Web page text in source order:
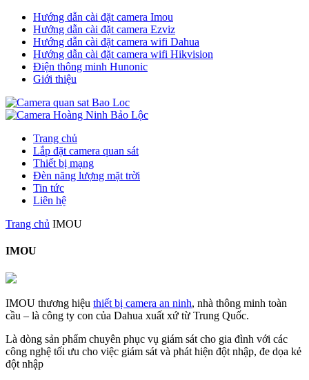
Hướng dẫn cài đặt camera Imou
Hướng dẫn cài đặt camera Ezviz
Hướng dẫn cài đặt camera wifi Dahua
Hướng dẫn cài đặt camera wifi Hikvision
Điện thông minh Hunonic
Giới thiệu
Trang chủ
Lắp đặt camera quan sát
Thiết bị mạng
Đèn năng lượng mặt trời
Tin tức
Liên hệ
Trang chủ IMOU
IMOU
IMOU thương hiệu thiết bị camera an ninh, nhà thông minh toàn
cầu – là công ty con của Dahua xuất xứ từ Trung Quốc.
Là dòng sản phẩm chuyên phục vụ giám sát cho gia đình với các
công nghệ tối ưu cho việc giám sát và phát hiện đột nhập, đe dọa kẻ
đột nhập